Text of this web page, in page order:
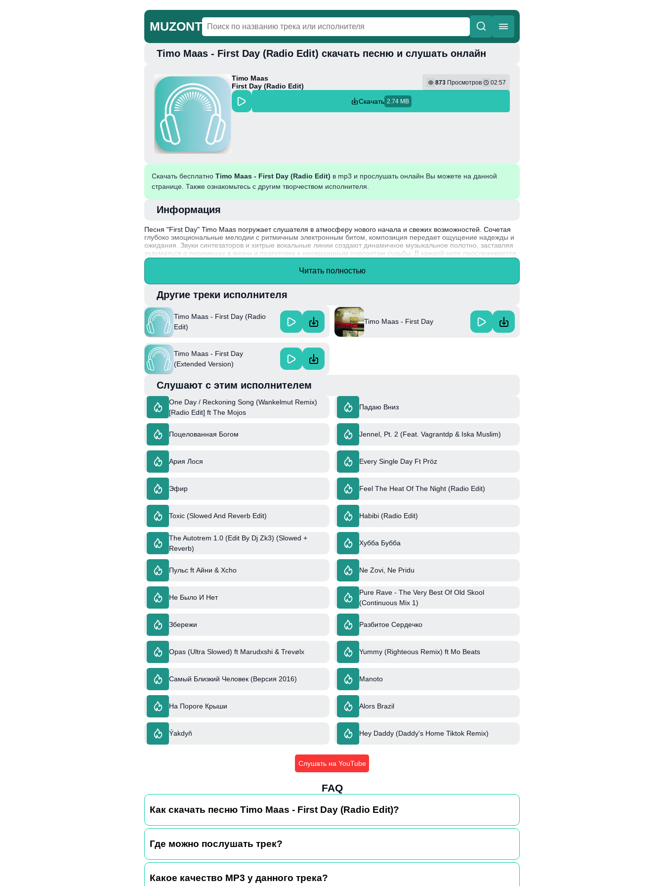
MUZONT
Timo Maas - First Day (Radio Edit) скачать песню и слушать онлайн
Timo Maas
First Day (Radio Edit)
873 Просмотров 02:57
Скачать 2.74 MB
Скачать бесплатно Timo Maas - First Day (Radio Edit) в mp3 и прослушать онлайн Вы можете на данной
странице. Также ознакомьтесь с другим творчеством исполнителя.
Информация
Песня "First Day" Timo Maas погружает слушателя в атмосферу нового начала и свежих возможностей. Сочетая
глубоко эмоциональные мелодии с ритмичным электронным битом, композиция передает ощущение надежды и
ожидания. Звуки синтезаторов и хитрые вокальные линии создают динамичное музыкальное полотно, заставляя
задуматься о переменах в жизни и подготовке к неожиданным поворотам судьбы. В каждой ноте прослеживается
стремление к обновлению и энергии первого дня.
стал одним из признанных мастеров электронной музыки на международной арене.
Читать полностью
Другие треки исполнителя
Timo Maas - First Day (Radio
Edit)
Timo Maas - First Day
Timo Maas - First Day
(Extended Version)
Слушают с этим исполнителем
One Day / Reckoning Song (Wankelmut Remix)
[Radio Edit] ft The Mojos
Падаю Вниз
Поцелованная Богом Jennel, Pt. 2 (Feat. Vagrantdp & Iska Muslim)
Ария Лося Every Single Day Ft Pröz
Эфир Feel The Heat Of The Night (Radio Edit)
Toxic (Slowed And Reverb Edit) Habibi (Radio Edit)
The Autotrem 1.0 (Edit By Dj Zk3) (Slowed +
Reverb)
Хубба Бубба
Пульс ft Айни & Xcho Ne Zovi, Ne Pridu
Не Было И Нет
Pure Rave - The Very Best Of Old Skool
(Continuous Mix 1)
Збережи Разбитое Сердечко
Opas (Ultra Slowed) ft Marudxshi & Trevølx Yummy (Righteous Remix) ft Mo Beats
Самый Близкий Человек (Версия 2016) Manoto
На Пороге Крыши Alors Brazil
Ýakdyň Hey Daddy (Daddy's Home Tiktok Remix)
Слушать на YouTube
FAQ
Как скачать песню Timo Maas - First Day (Radio Edit)?
Где можно послушать трек?
Какое качество MP3 у данного трека?